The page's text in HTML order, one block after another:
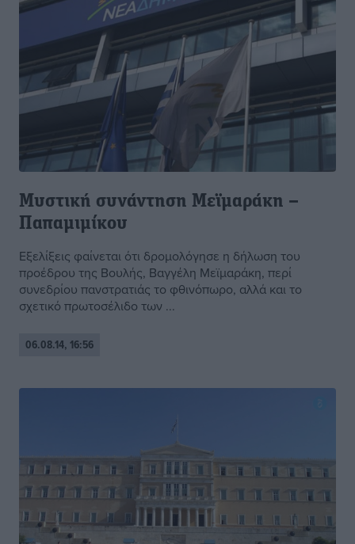
Μυστική συνάντηση Μεϊμαράκη –
Παπαμιμίκου
Εξελίξεις φαίνεται ότι δρομολόγησε η δήλωση του
προέδρου της Βουλής, Βαγγέλη Μεϊμαράκη, περί
συνεδρίου πανστρατιάς το φθινόπωρο, αλλά και το
σχετικό πρωτοσέλιδο των ...
06.08.14, 16:56